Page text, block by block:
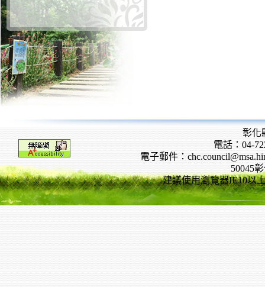
彰化
電話：04-
電子郵件：
50045
建議使用瀏覽器IE10以